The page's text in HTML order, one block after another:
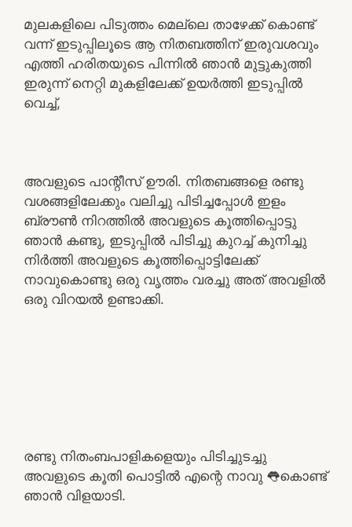
മുലകളിലെ പിടുത്തം മെല്ലെ താഴേക്ക് കൊണ്ട്
വന്ന് ഇടുപ്പിലൂടെ ആ നിതബത്തിന് ഇരുവശവും
എത്തി ഹരിതയുടെ പിന്നിൽ ഞാൻ മുട്ടുകുത്തി
ഇരുന്ന് നെറ്റി മുകളിലേക്ക് ഉയർത്തി ഇടുപ്പിൽ
വെച്ച്,
അവളുടെ പാന്റീസ് ഊരി. നിതബങ്ങളെ രണ്ടു
വശങ്ങളിലേക്കും വലിച്ചു പിടിച്ചപ്പോൾ ഇളം
ബ്രൗൺ നിറത്തിൽ അവളുടെ കൂത്തിപ്പൊട്ടു
ഞാൻ കണ്ടു, ഇടുപ്പിൽ പിടിച്ചു കുറച്ച് കുനിച്ചു
നിർത്തി അവളുടെ കൂത്തിപ്പൊട്ടിലേക്ക്
നാവുകൊണ്ടു ഒരു വൃത്തം വരച്ചു അത് അവളിൽ
ഒരു വിറയൽ ഉണ്ടാക്കി.
രണ്ടു നിതംബപാളികളെയും പിടിച്ചുടച്ചു
അവളുടെ കൂതി പൊട്ടിൽ എന്റെ നാവു 👅കൊണ്ട്
ഞാൻ വിളയാടി.